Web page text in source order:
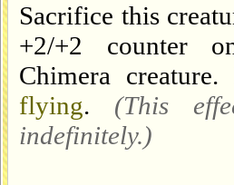
Sacrifice this
+2/+2 counter
Chimera
flying. (This
indefinitely.)